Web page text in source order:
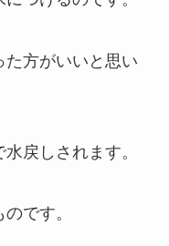
方がいいと思い
戻しされます。
です。